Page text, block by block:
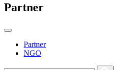
Partner
Partner
NGO